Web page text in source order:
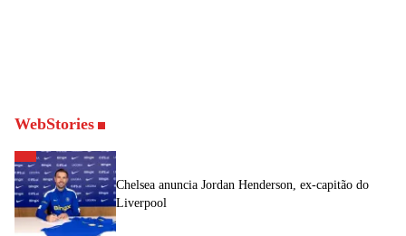
WebStories
Chelsea anuncia Jordan Henderson, ex-capitão do
Liverpool